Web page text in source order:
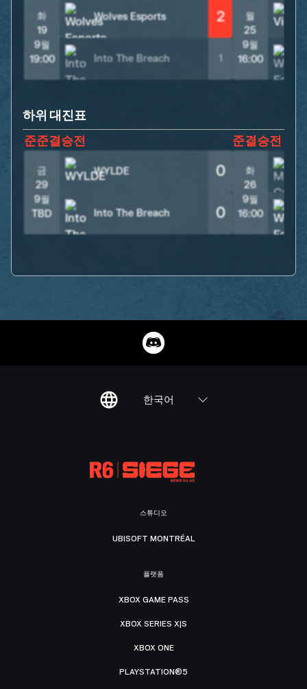
화
19
9월
19:00
Wolves Esports 2
Into The Breach 1
월
25
9월
16:00
하위 대진표
준준결승전
금
29
9월
TBD
WYLDE 0
Into The Breach 0
준결승전
화
26
9월
16:00
한국어
스튜디오
UBISOFT MONTRÉAL
플랫폼
XBOX GAME PASS
XBOX SERIES X|S
XBOX ONE
PLAYSTATION®5